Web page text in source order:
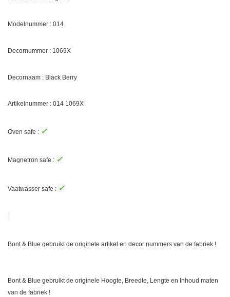
Modelnummer : 014
Decornummer : 1069X
Decornaam : Black Berry
Artikelnummer : 014 1069X
Oven safe : ✓
Magnetron safe : ✓
Vaatwasser safe : ✓
Bont & Blue gebruikt de originele artikel en decor nummers van de fabriek !
Bont & Blue gebruikt de originele Hoogte, Breedte, Lengte en Inhoud maten
van de fabriek !